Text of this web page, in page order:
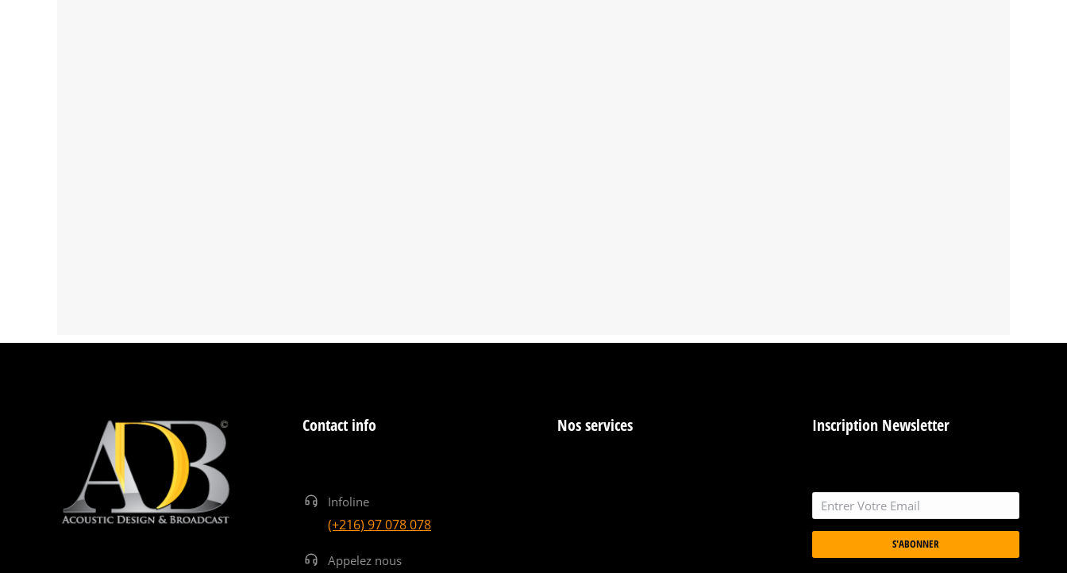
Contact info
Infoline
(+216) 97 078 078
Appelez nous
Nos services Inscription Newsletter
S'ABONNER